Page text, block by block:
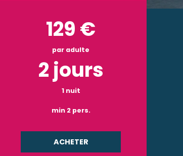
129 €
par adulte
2 jours
1 nuit
min 2 pers.
ACHETER